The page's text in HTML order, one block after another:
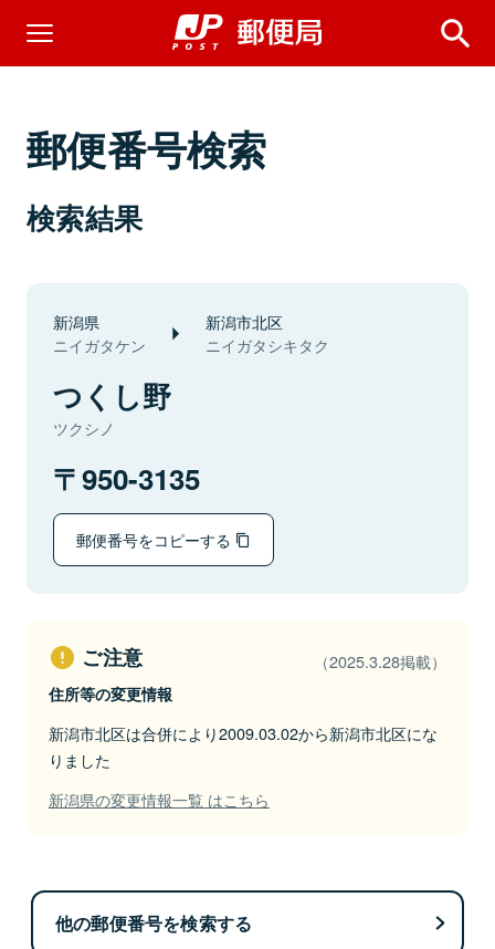
郵便番号検索
検索結果
新潟県
ニイガタケン
新潟市北区
ニイガタシキタク
つくし野
ツクシノ
950-3135
郵便番号をコピーする
ご注意 （2025.3.28掲載）
住所等の変更情報
新潟市北区は合併により2009.03.02から新潟市北区にな
りました
新潟県の変更情報一覧 はこちら
他の郵便番号を検索する